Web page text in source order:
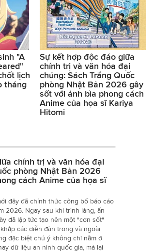
"A
lịch
tháng
Sự kết hợp độc đáo giữa
chính trị và văn hóa đại
chúng: Sách Trắng Quốc
phòng Nhật Bản 2026 gây
sốt với ảnh bìa phong cách
Anime của họa sĩ Kariya
Hitomi
chính trị và văn hóa đại
phòng Nhật Bản 2026
cách Anime của họa sĩ
đây đã chính thức công bố báo cáo
2026. Ngay sau khi trình làng, ấn
đã lập tức tạo nên một "cơn sốt"
các diễn đàn trong và ngoài
đặc biệt chú ý không chỉ nằm ở
dữ liệu an ninh quốc gia, mà lại